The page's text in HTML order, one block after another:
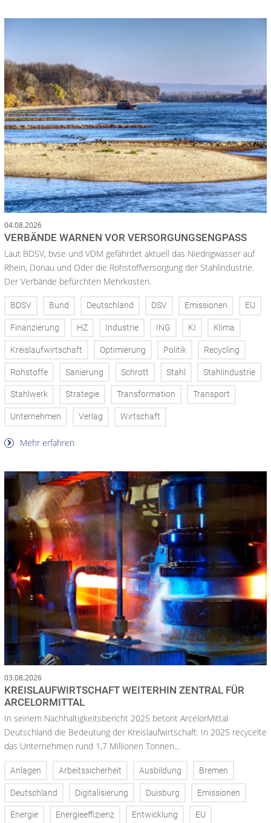
04.08.2026
VERBÄNDE WARNEN VOR VERSORGUNGSENGPASS
Laut BDSV, bvse und VDM gefährdet aktuell das Niedrigwasser auf
Rhein, Donau und Oder die Rohstoffversorgung der Stahlindustrie.
Der Verbände befürchten Mehrkosten.
BDSV Bund Deutschland DSV Emissionen EU
Finanzierung HZ Industrie ING KI Klima
Kreislaufwirtschaft Optimierung Politik Recycling
Rohstoffe Sanierung Schrott Stahl Stahlindustrie
Stahlwerk Strategie Transformation Transport
Unternehmen Verlag Wirtschaft
Mehr erfahren
03.08.2026
KREISLAUFWIRTSCHAFT WEITERHIN ZENTRAL FÜR
ARCELORMITTAL
In seinem Nachhaltigkeitsbericht 2025 betont ArcelorMittal
Deutschland die Bedeutung der Kreislaufwirtschaft. In 2025 recycelte
das Unternehmen rund 1,7 Millionen Tonnen...
Anlagen Arbeitssicherheit Ausbildung Bremen
Deutschland Digitalisierung Duisburg Emissionen
Energie Energieeffizienz Entwicklung EU